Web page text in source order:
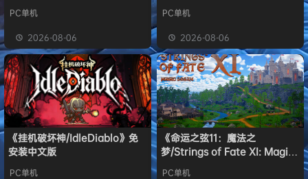
PC单机
2026-08-06
PC单机
2026-08-06
《挂机破坏神/IdleDiablo》免
安装中文版
PC单机
《命运之弦11：魔法之
梦/Strings of Fate XI: Magic
PC单机